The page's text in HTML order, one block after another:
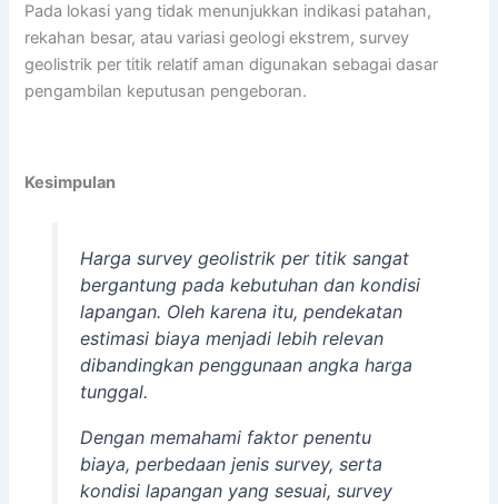
Pada lokasi yang tidak menunjukkan indikasi patahan,
rekahan besar, atau variasi geologi ekstrem, survey
geolistrik per titik relatif aman digunakan sebagai dasar
pengambilan keputusan pengeboran.
Kesimpulan
Harga survey geolistrik per titik sangat
bergantung pada kebutuhan dan kondisi
lapangan. Oleh karena itu, pendekatan
estimasi biaya menjadi lebih relevan
dibandingkan penggunaan angka harga
tunggal.
Dengan memahami faktor penentu
biaya, perbedaan jenis survey, serta
kondisi lapangan yang sesuai, survey